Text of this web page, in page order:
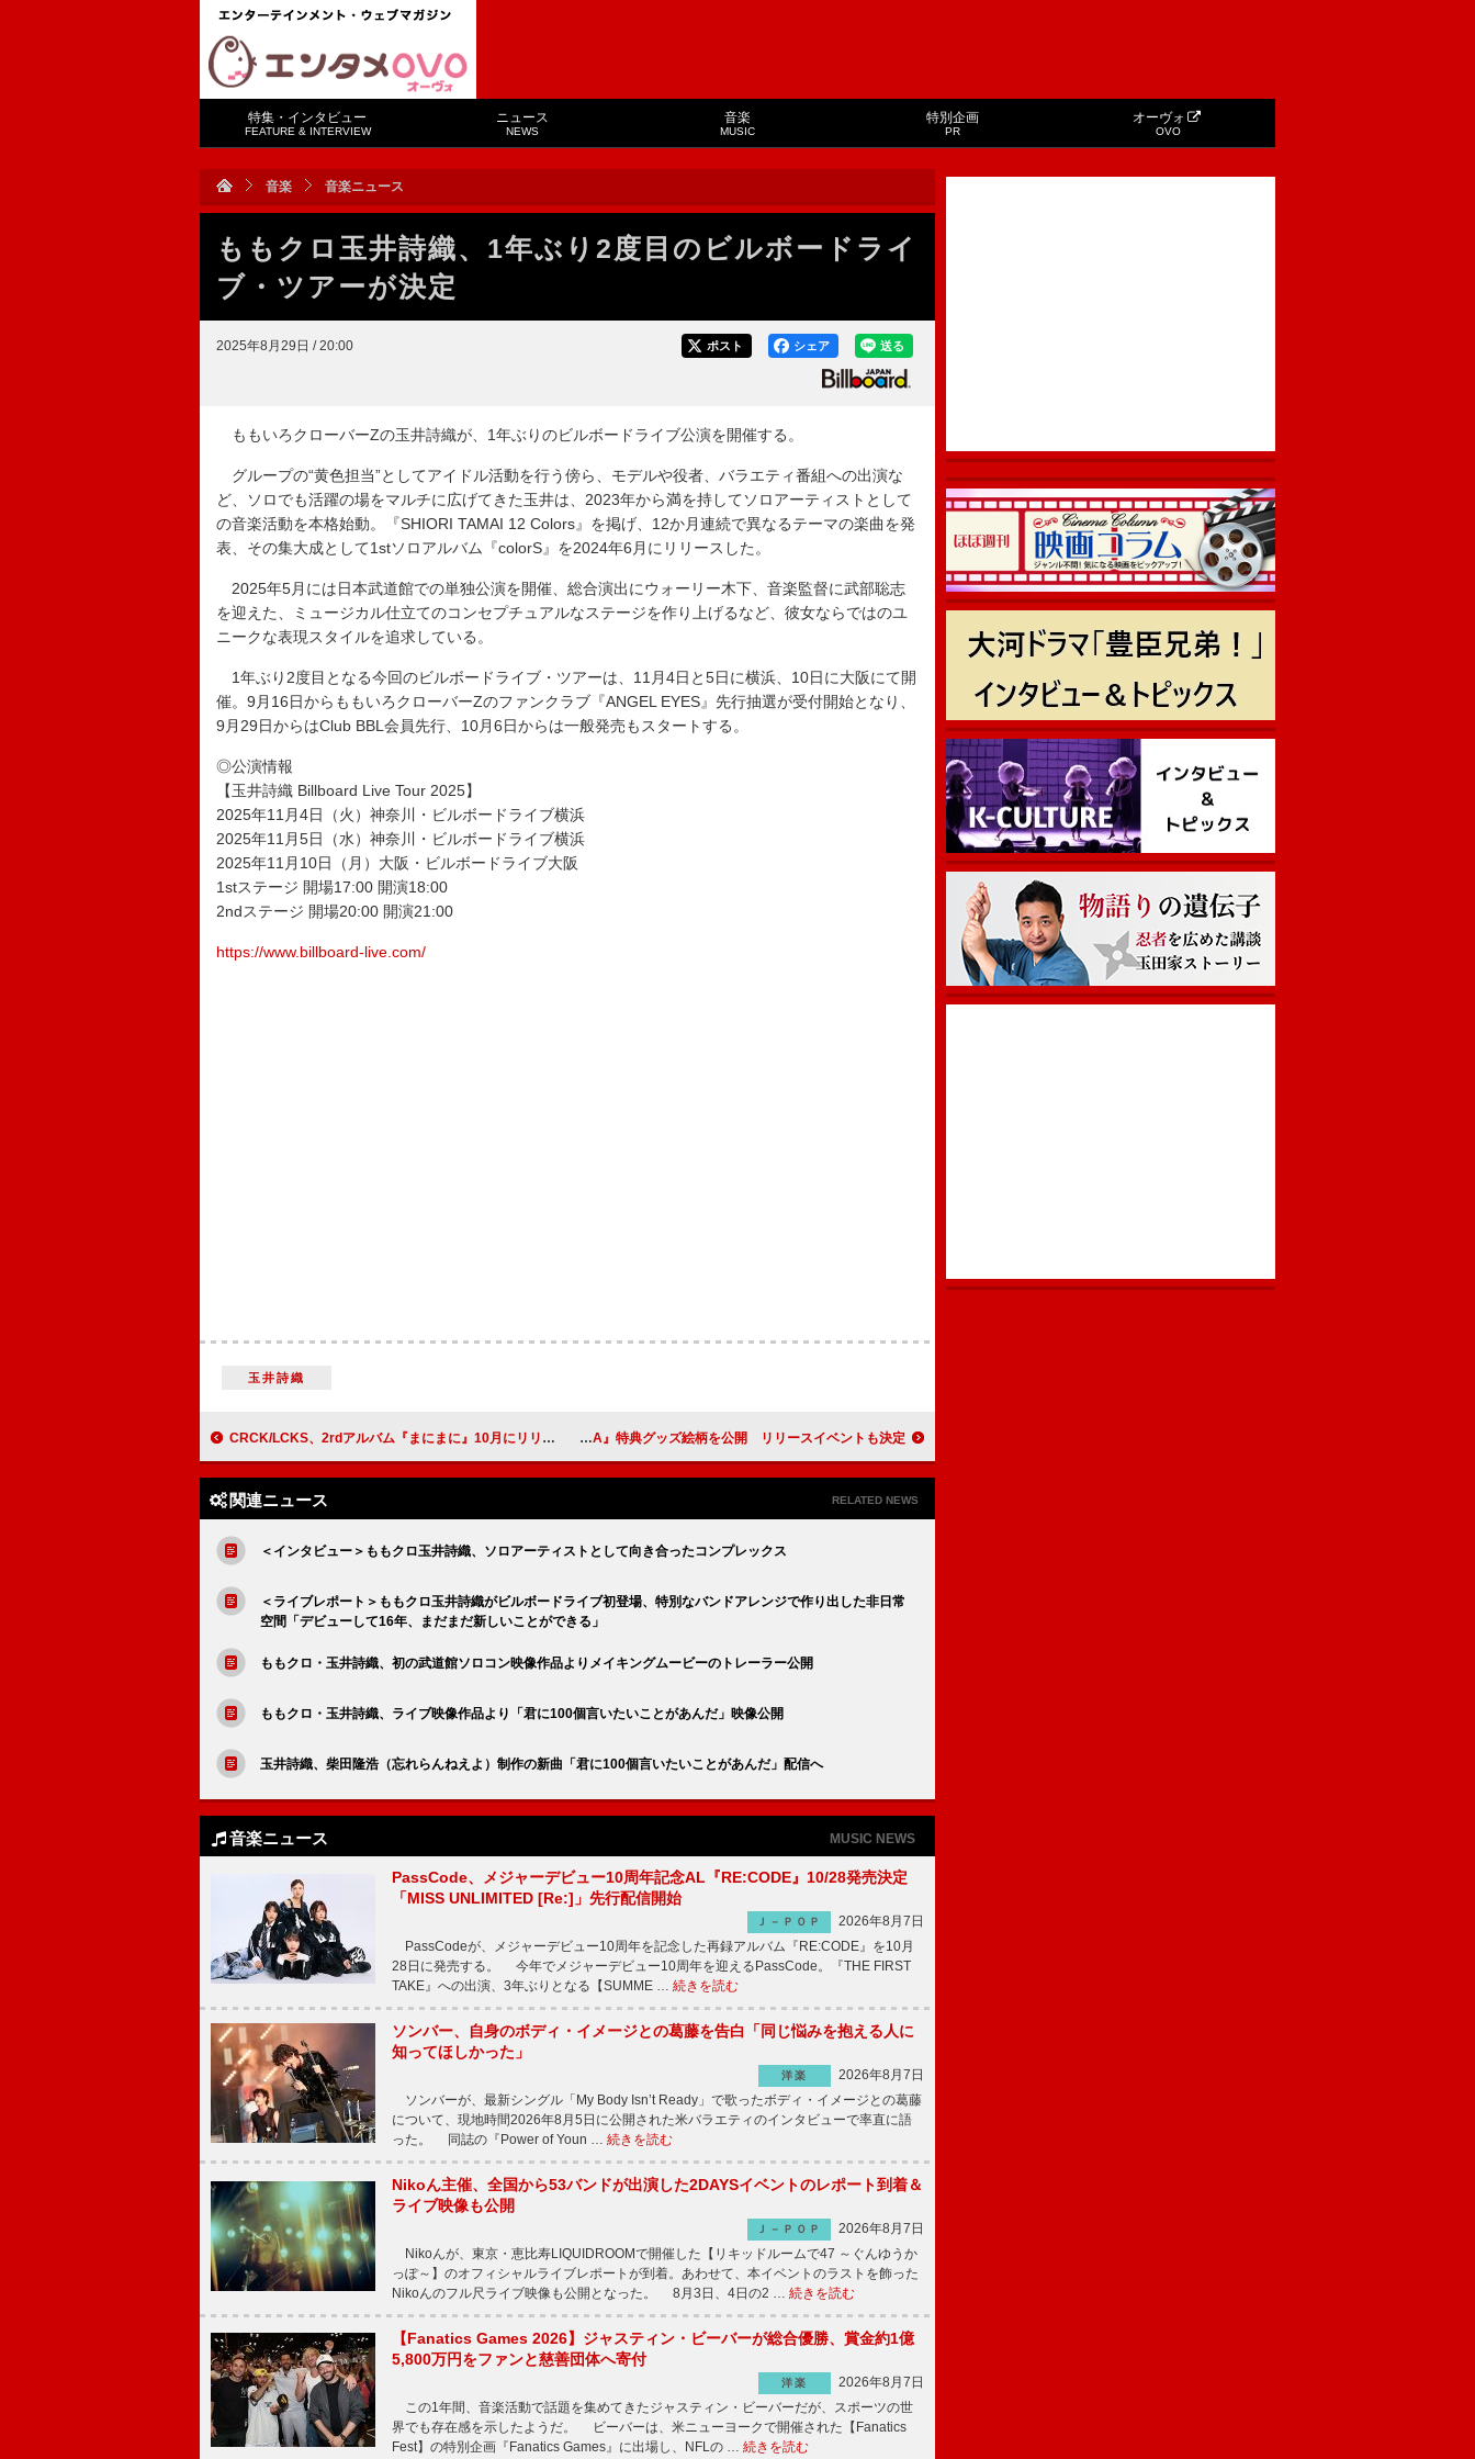
特集・インタビュー
FEATURE & INTERVIEW
ニュース
NEWS
音楽
MUSIC
特別企画
PR
オーヴォ
OVO
音楽 音楽ニュース
ももクロ玉井詩織、1年ぶり2度目のビルボードライ
ブ・ツアーが決定
2025年8月29日 / 20:00 送る
シェア
ポスト
ももいろクローバーZの玉井詩織が、1年ぶりのビルボードライブ公演を開催する。
グループの“黄色担当”としてアイドル活動を行う傍ら、モデルや役者、バラエティ番組への出演な
ど、ソロでも活躍の場をマルチに広げてきた玉井は、2023年から満を持してソロアーティストとして
の音楽活動を本格始動。『SHIORI TAMAI 12 Colors』を掲げ、12か月連続で異なるテーマの楽曲を発
表、その集大成として1stソロアルバム『colorS』を2024年6月にリリースした。
2025年5月には日本武道館での単独公演を開催、総合演出にウォーリー木下、音楽監督に武部聡志
を迎えた、ミュージカル仕立てのコンセプチュアルなステージを作り上げるなど、彼女ならではのユ
ニークな表現スタイルを追求している。
1年ぶり2度目となる今回のビルボードライブ・ツアーは、11月4日と5日に横浜、10日に大阪にて開
催。9月16日からももいろクローバーZのファンクラブ『ANGEL EYES』先行抽選が受付開始となり、
9月29日からはClub BBL会員先行、10月6日からは一般発売もスタートする。
◎公演情報
【玉井詩織 Billboard Live Tour 2025】
2025年11月4日（火）神奈川・ビルボードライブ横浜
2025年11月5日（水）神奈川・ビルボードライブ横浜
2025年11月10日（月）大阪・ビルボードライブ大阪
1stステージ 開場17:00 開演18:00
2ndステージ 開場20:00 開演21:00
https://www.billboard-live.com/
玉井詩織
CRCK/LCKS、2rdアルバム『まにまに』10月にリリース ONE N' ONLY、メジャー1stアルバム『AMAZONIA』特典グッズ絵柄を公開 リリースイベントも決定
関連ニュース RELATED NEWS
＜インタビュー＞ももクロ玉井詩織、ソロアーティストとして向き合ったコンプレックス
＜ライブレポート＞ももクロ玉井詩織がビルボードライブ初登場、特別なバンドアレンジで作り出した非日常
空間「デビューして16年、まだまだ新しいことができる」
ももクロ・玉井詩織、初の武道館ソロコン映像作品よりメイキングムービーのトレーラー公開
ももクロ・玉井詩織、ライブ映像作品より「君に100個言いたいことがあんだ」映像公開
玉井詩織、柴田隆浩（忘れらんねえよ）制作の新曲「君に100個言いたいことがあんだ」配信へ
音楽ニュース MUSIC NEWS
PassCode、メジャーデビュー10周年記念AL『RE:CODE』10/28発売決定
「MISS UNLIMITED [Re:]」先行配信開始
Ｊ－ＰＯＰ
2026年8月7日
PassCodeが、メジャーデビュー10周年を記念した再録アルバム『RE:CODE』を10月
28日に発売する。 今年でメジャーデビュー10周年を迎えるPassCode。『THE FIRST
TAKE』への出演、3年ぶりとなる【SUMME … 続きを読む
ソンバー、自身のボディ・イメージとの葛藤を告白「同じ悩みを抱える人に
知ってほしかった」
洋楽
2026年8月7日
ソンバーが、最新シングル「My Body Isn’t Ready」で歌ったボディ・イメージとの葛藤
について、現地時間2026年8月5日に公開された米バラエティのインタビューで率直に語
った。 同誌の『Power of Youn … 続きを読む
Nikoん主催、全国から53バンドが出演した2DAYSイベントのレポート到着＆
ライブ映像も公開
Ｊ－ＰＯＰ
2026年8月7日
Nikoんが、東京・恵比寿LIQUIDROOMで開催した【リキッドルームで47 ～ぐんゆうか
っぽ～】のオフィシャルライブレポートが到着。あわせて、本イベントのラストを飾った
Nikoんのフル尺ライブ映像も公開となった。 8月3日、4日の2 … 続きを読む
【Fanatics Games 2026】ジャスティン・ビーバーが総合優勝、賞金約1億
5,800万円をファンと慈善団体へ寄付
洋楽
2026年8月7日
この1年間、音楽活動で話題を集めてきたジャスティン・ビーバーだが、スポーツの世
界でも存在感を示したようだ。 ビーバーは、米ニューヨークで開催された【Fanatics
Fest】の特別企画『Fanatics Games』に出場し、NFLの … 続きを読む